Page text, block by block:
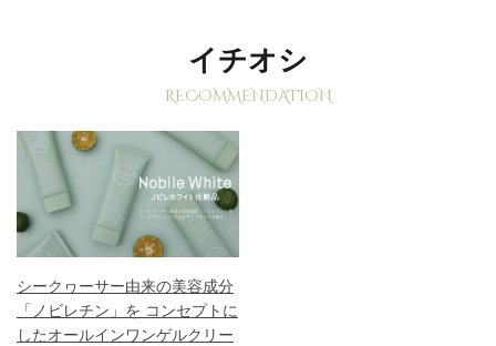
イチオシ
RECOMMENDATION
シークヮーサー由来の美容成分
「ノビレチン」を コンセプトに
したオールインワンゲルクリー